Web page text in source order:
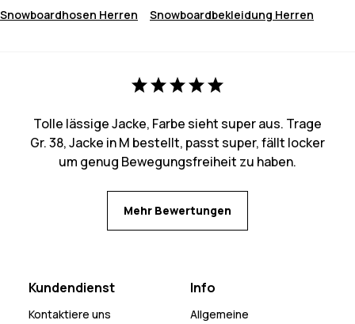
Snowboardhosen Herren Snowboardbekleidung Herren
Tolle lässige Jacke, Farbe sieht super aus. Trage
Gr. 38, Jacke in M bestellt, passt super, fällt locker
um genug Bewegungsfreiheit zu haben.
Mehr Bewertungen
Kundendienst
Kontaktiere uns
Info
Allgemeine